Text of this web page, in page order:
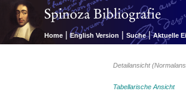
Home | English Version | Suche | Aktuelle
Detailansicht
Tabellarische Ansicht